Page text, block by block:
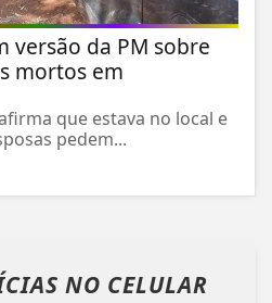
versão da PM sobre
mortos em
que estava no local e
pedem...
NO CELULAR